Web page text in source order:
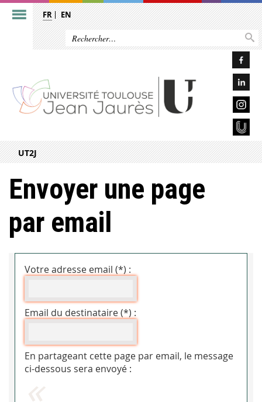
FR EN
UT2J
Envoyer une page
par email
Votre adresse email (*) :
Email du destinataire (*) :
En partageant cette page par email, le message
ci-dessous sera envoyé :